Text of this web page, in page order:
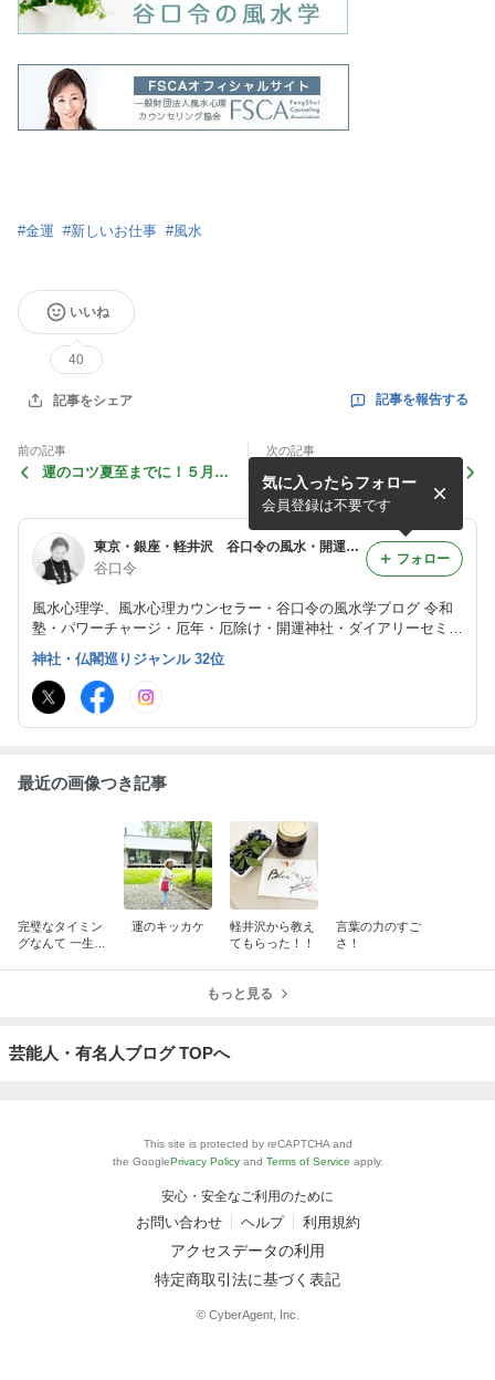
#金運 #新しいお仕事 #風水
いいね
40
記事をシェア 記事を報告する
前の記事
運のコツ夏至までに！５月プ
次の記事
風水インテリア ミラノレポ
ート もっと学びたい！
東京・銀座・軽井沢 谷口令の風水・開運・厄除け・令和塾・出版・文化・芸術・女性起業・二拠点生活
谷口令
風水心理学、風水心理カウンセラー・谷口令の風水学ブログ 令和
塾・パワーチャージ・厄年・厄除け・開運神社・ダイアリーセミナ
ー・風水インテリア・ハッピーネーム・姓名判断・カウンセリン
グ・コンサルティング・起業など、3万人以上のクライアントを持
つ。
気に入ったらフォロー
会員登録は不要です
フォロー
神社・仏閣巡りジャンル 32位
最近の画像つき記事
完璧なタイミン
グなんて 一生来
運のキッカケ
軽井沢から教え
てもらった！！
言葉の力のすご
さ！
もっと見る
芸能人・有名人ブログ TOPへ
This site is protected by reCAPTCHA and
the GooglePrivacy Policy and Terms of Service apply.
安心・安全なご利用のために
お問い合わせ ヘルプ 利用規約
アクセスデータの利用
特定商取引法に基づく表記
© CyberAgent, Inc.